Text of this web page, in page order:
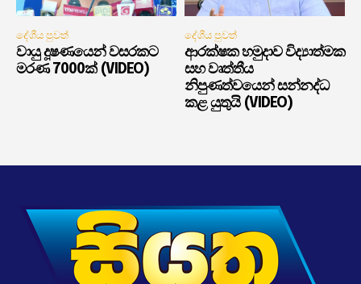
දේශීය පුවත්
වායු දූෂණයෙන් වසරකට
මරණ 7000ක් (VIDEO)
දේශීය පුවත්
ආරක්ෂක හමුදාව විද්‍යාත්මක
සහ වෘත්තීය
නිපුණත්වයෙන් සන්නද්ධ
කළ යුතුයි (VIDEO)